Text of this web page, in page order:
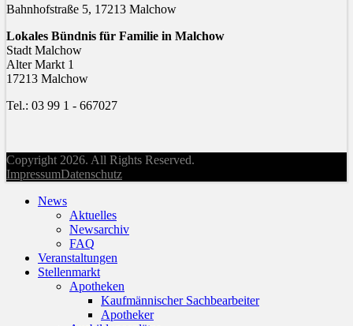
Bahnhofstraße 5, 17213 Malchow
Lokales Bündnis für Familie in Malchow
Stadt Malchow
Alter Markt 1
17213 Malchow
Tel.: 03 99 1 - 667027
Copyright 2026. All Rights Reserved.
ImpressumDatenschutz
News
Aktuelles
Newsarchiv
FAQ
Veranstaltungen
Stellenmarkt
Apotheken
Kaufmännischer Sachbearbeiter
Apotheker